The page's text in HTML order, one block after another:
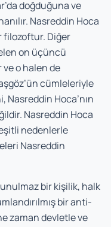
doğduğuna ve
Nasreddin Hoca
filozoftur. Diğer
on üçüncü
ve o halen de
cümleleriyle
Nasreddin Hoca’nın
Nasreddin Hoca
nedenlerle
Nasreddin
bir kişilik, halk
bir anti-
zaman devletle ve